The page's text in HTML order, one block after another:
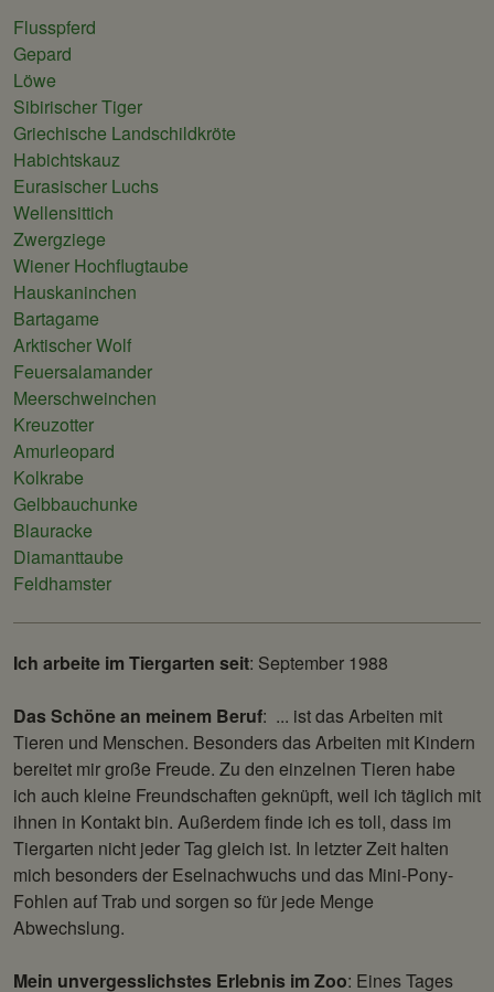
Flusspferd
Gepard
Löwe
Sibirischer Tiger
Griechische Landschildkröte
Habichtskauz
Eurasischer Luchs
Wellensittich
Zwergziege
Wiener Hochflugtaube
Hauskaninchen
Bartagame
Arktischer Wolf
Feuersalamander
Meerschweinchen
Kreuzotter
Amurleopard
Kolkrabe
Gelbbauchunke
Blauracke
Diamanttaube
Feldhamster
Ich arbeite im Tiergarten seit: September 1988
Das Schöne an meinem Beruf: ... ist das Arbeiten mit
Tieren und Menschen. Besonders das Arbeiten mit Kindern
bereitet mir große Freude. Zu den einzelnen Tieren habe
ich auch kleine Freundschaften geknüpft, weil ich täglich mit
ihnen in Kontakt bin. Außerdem finde ich es toll, dass im
Tiergarten nicht jeder Tag gleich ist. In letzter Zeit halten
mich besonders der Eselnachwuchs und das Mini-Pony-
Fohlen auf Trab und sorgen so für jede Menge
Abwechslung.
Mein unvergesslichstes Erlebnis im Zoo: Eines Tages